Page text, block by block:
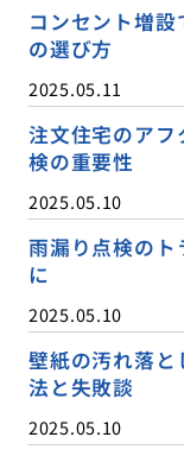
コンセント増
の選び方
2025.05.11
注文住宅のア
検の重要性
2025.05.10
雨漏り点検の
に
2025.05.10
壁紙の汚れ落
法と失敗談
2025.05.10